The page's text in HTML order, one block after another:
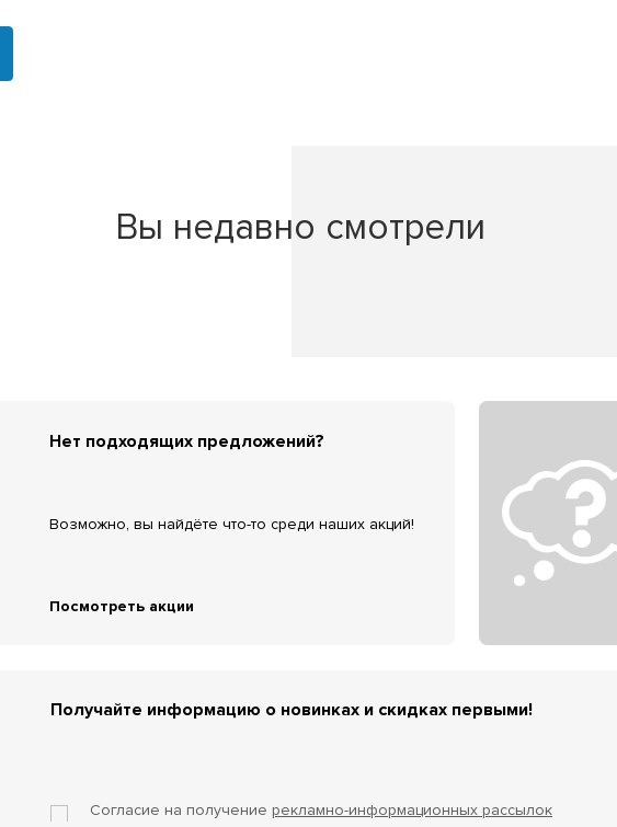
Вы недавно смотрели
Нет подходящих предложений?
Возможно, вы найдёте что-то среди наших акций!
Посмотреть акции
Получайте информацию о новинках и скидках первыми!
Согласие на получение рекламно-информационных рассылок